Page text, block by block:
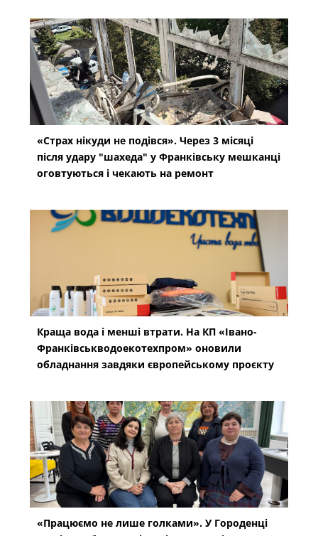
«Страх нікуди не подівся». Через 3 місяці
після удару "шахеда" у Франківську мешканці
оговтуються і чекають на ремонт
Краща вода і менші втрати. На КП «Івано-
Франківськводоекотехпром» оновили
обладнання завдяки європейському проєкту
«Працюємо не лише голками». У Городенці